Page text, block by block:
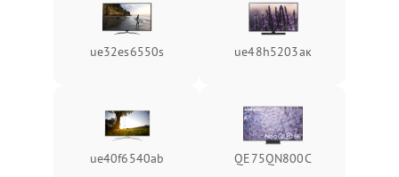
ue32es6550s ue48h5203aк
ue40f6540ab QE75QN800C